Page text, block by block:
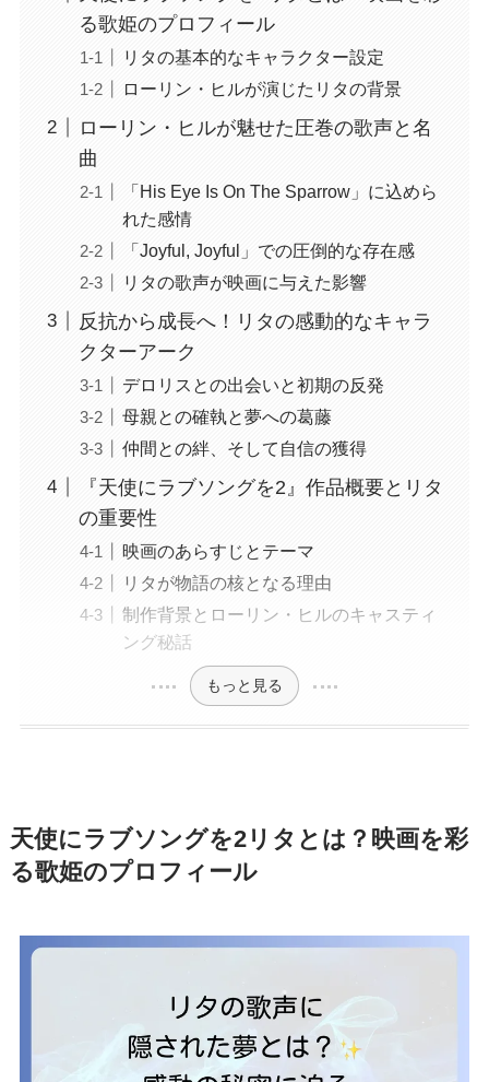
る歌姫のプロフィール
リタの基本的なキャラクター設定
ローリン・ヒルが演じたリタの背景
ローリン・ヒルが魅せた圧巻の歌声と名
曲
「His Eye Is On The Sparrow」に込めら
れた感情
「Joyful, Joyful」での圧倒的な存在感
リタの歌声が映画に与えた影響
反抗から成長へ！リタの感動的なキャラ
クターアーク
デロリスとの出会いと初期の反発
母親との確執と夢への葛藤
仲間との絆、そして自信の獲得
『天使にラブソングを2』作品概要とリタ
の重要性
映画のあらすじとテーマ
リタが物語の核となる理由
制作背景とローリン・ヒルのキャスティ
ング秘話
もっと見る
天使にラブソングを2リタとは？映画を彩
る歌姫のプロフィール